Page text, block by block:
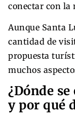
conectar con la
Aunque Santa
cantidad de
propuesta
muchos
¿Dónde
y por qué